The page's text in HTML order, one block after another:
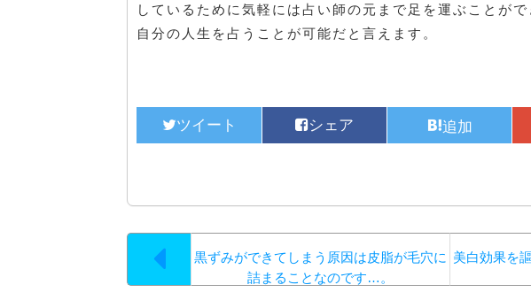
しているために気軽には占い師の元まで足を運ぶことが
自分の人生を占うことが可能だと言えます。
黒ずみができてしまう原因は皮脂が毛穴に
詰まることなのです…。
美白効果を